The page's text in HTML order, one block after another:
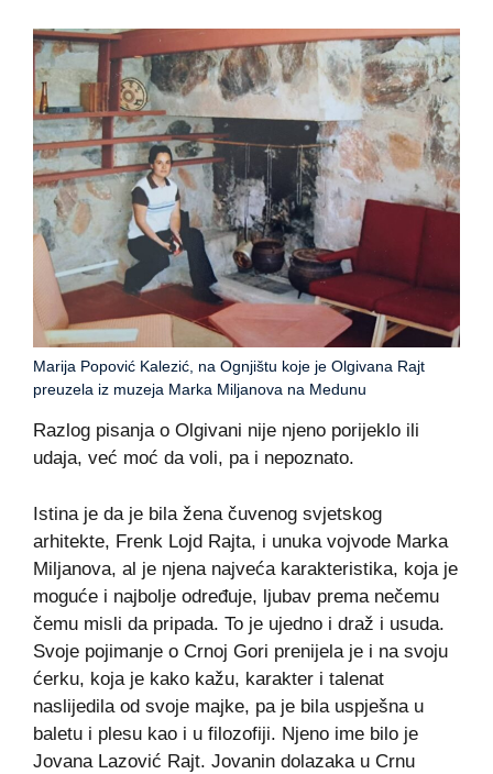
Marija Popović Kalezić, na Ognjištu koje je Olgivana Rajt
preuzela iz muzeja Marka Miljanova na Medunu
Razlog pisanja o Olgivani nije njeno porijeklo ili
udaja, već moć da voli, pa i nepoznato.
Istina je da je bila žena čuvenog svjetskog
arhitekte, Frenk Lojd Rajta, i unuka vojvode Marka
Miljanova, al je njena najveća karakteristika, koja je
moguće i najbolje određuje, ljubav prema nečemu
čemu misli da pripada. To je ujedno i draž i usuda.
Svoje pojimanje o Crnoj Gori prenijela je i na svoju
ćerku, koja je kako kažu, karakter i talenat
naslijedila od svoje majke, pa je bila uspješna u
baletu i plesu kao i u filozofiji. Njeno ime bilo je
Jovana Lazović Rajt. Jovanin dolazaka u Crnu